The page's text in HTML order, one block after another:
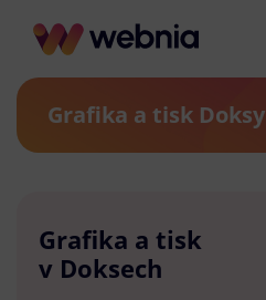
Grafika a tisk Doksy
Grafika a tisk
v Doksech